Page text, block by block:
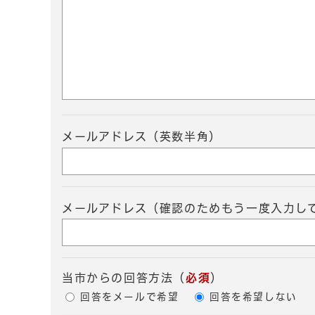
メールアドレス（英数半角）
メールアドレス（確認のためもう一度入力し
当市からの回答方法 （ 必須）
回答をメールで希望 回答を希望しない